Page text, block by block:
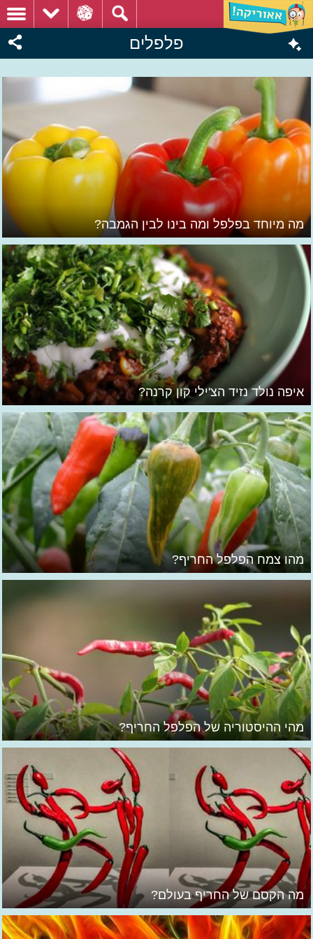
פלפלים
מה מיוחד בפלפל ומה בינו לבין הגמבה?
איפה נולד נזיד הצ'ילי קון קרנה?
מהו צמח הפלפל החריף?
מהי ההיסטוריה של הפלפל החריף?
מה הקסם של החריף בעולם?